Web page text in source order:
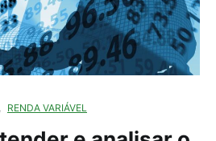
, RENDA VARIÁVEL